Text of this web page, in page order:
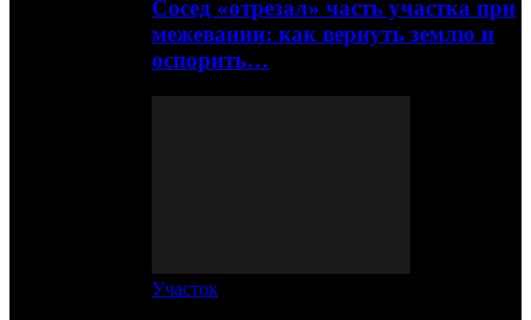
Сосед «отрезал» часть участка при
межевании: как вернуть землю и
оспорить…
Участок